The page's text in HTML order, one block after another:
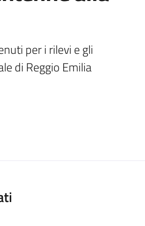
per i rilevi e gli
di Reggio Emilia